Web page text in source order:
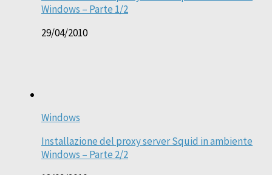
Windows – Parte 1/2
29/04/2010
Windows
Installazione del proxy server Squid in ambiente
Windows – Parte 2/2